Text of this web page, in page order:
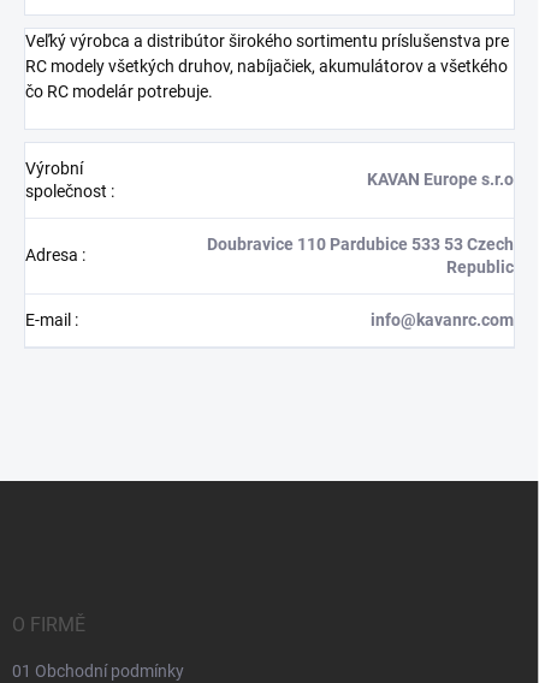
Veľký výrobca a distribútor širokého sortimentu príslušenstva pre
RC modely všetkých druhov, nabíjačiek, akumulátorov a všetkého
čo RC modelár potrebuje.
Výrobní
společnost :
KAVAN Europe s.r.o
Adresa :
Doubravice 110 Pardubice 533 53 Czech
Republic
E-mail : info@kavanrc.com
O FIRMĚ
01 Obchodní podmínky